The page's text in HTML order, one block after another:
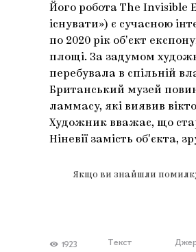
Його робота The Invisible
існувати») є сучасною
по 2020 рік обʼєкт
площі. За задумом
перебувала в спільній
Британський музей
ламмасу, які виявив
Художник вважає, що
Ніневії замість обʼєкта,
Якщо ви знайшли
1923
Текст